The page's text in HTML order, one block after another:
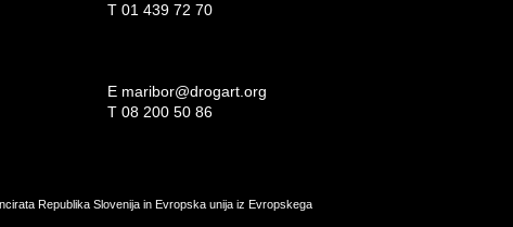
T 01 439 72 70
E maribor@drogart.org
T 08 200 50 86
Republika Slovenija in Evropska unija iz Evropskega